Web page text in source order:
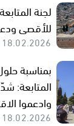
لجنة
للأقصى
18.02.2026
بمناسبة
المتابعة:
وادعموا
18.02.2026